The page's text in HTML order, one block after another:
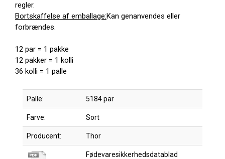
regler.
Bortskaffelse af emballage:Kan genanvendes eller
forbrændes.
12 par = 1 pakke
12 pakker = 1 kolli
36 kolli = 1 palle
Palle: 5184 par
Farve: Sort
Producent: Thor
Fødevaresikkerhedsdatablad